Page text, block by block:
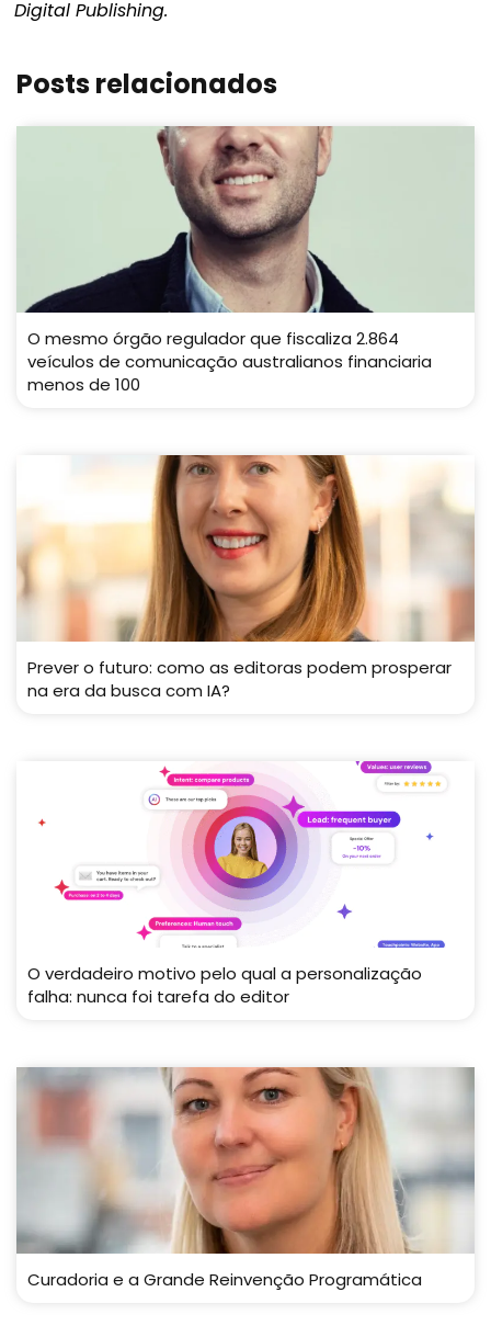
Digital Publishing.
Posts relacionados
O mesmo órgão regulador que fiscaliza 2.864
veículos de comunicação australianos financiaria
menos de 100
Prever o futuro: como as editoras podem prosperar
na era da busca com IA?
O verdadeiro motivo pelo qual a personalização
falha: nunca foi tarefa do editor
Curadoria e a Grande Reinvenção Programática